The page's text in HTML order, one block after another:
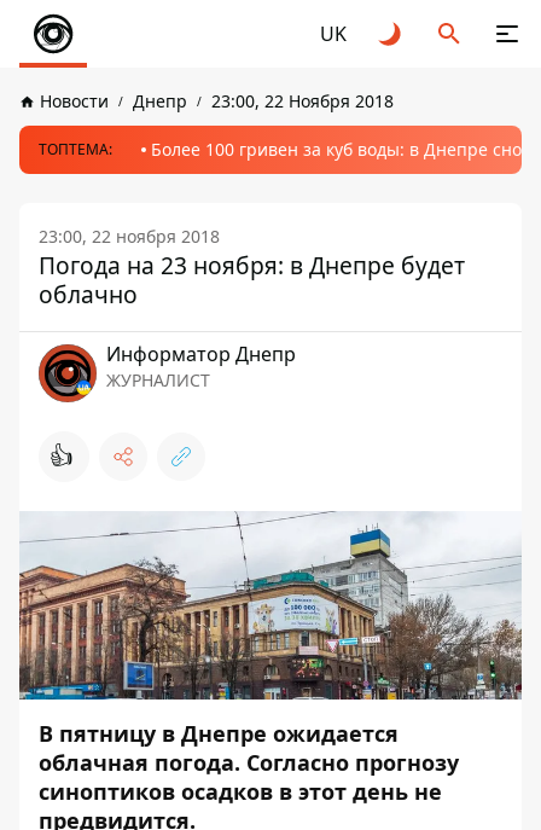
UK
Новости Днепр 23:00, 22 Ноября 2018
ТОПТЕМА: Более 100 гривен за куб воды: в Днепре
23:00, 22 ноября 2018
Погода на 23 ноября: в Днепре будет
облачно
Информатор Днепр
ЖУРНАЛИСТ
👍
В пятницу в Днепре ожидается
облачная погода. Согласно прогнозу
синоптиков осадков в этот день не
предвидится.